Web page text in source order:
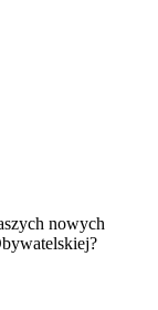
nowych